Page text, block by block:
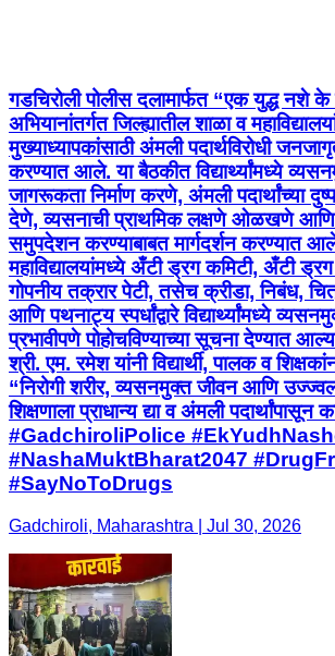
गडचिरोली पोलीस दलामार्फत “एक युद्ध नशे के
अभियानांतर्गत जिल्ह्यातील शाळा व
मुख्याध्यापकांसाठी अंमली पदार्थविरोधी
करण्यात आले. या बैठकीत विद्यार्थ्यांमध्ये
जागरूकता निर्माण करणे, अंमली पदार्थांच्या
देणे, व्यसनाची प्राथमिक लक्षणे ओळखणे आणि
समुपदेशन करण्याबाबत मार्गदर्शन करण्यात
महाविद्यालयांमध्ये अँटी ड्रग कमिटी, अँटी
गोपनीय तक्रार पेटी, तसेच क्रीडा, निबंध,
आणि पथनाट्य स्पर्धांद्वारे विद्यार्थ्यांमध्ये
प्रभावीपणे पोहोचविण्याच्या सूचना देण्यात
श्री. एम. रमेश यांनी विद्यार्थी, पालक व
“निरोगी शरीर, व्यसनमुक्त जीवन आणि उज्ज्वल
शिक्षणाला प्राधान्य द्या व अंमली पदार्थांपासून
#GadchiroliPolice
#NashaMuktBharat2047
#SayNoToDrugs
Gadchiroli, Maharashtra | Jul 30, 2026